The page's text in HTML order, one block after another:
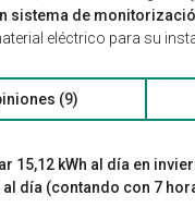
sistema de
eléctrico para su
(9)
kWh al día en
día (contando con 7